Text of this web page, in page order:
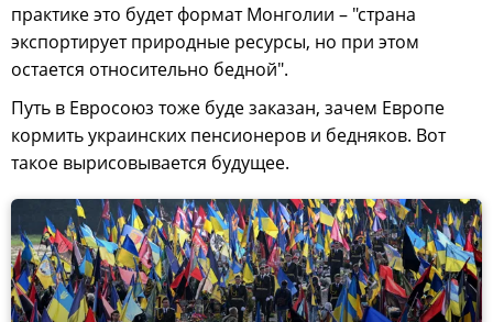
практике это будет формат Монголии – "страна
экспортирует природные ресурсы, но при этом
остается относительно бедной".
Путь в Евросоюз тоже буде заказан, зачем Европе
кормить украинских пенсионеров и бедняков. Вот
такое вырисовывается будущее.